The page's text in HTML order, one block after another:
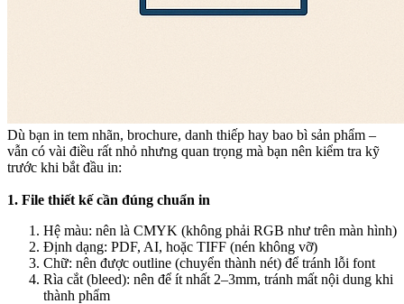
Dù bạn in tem nhãn, brochure, danh thiếp hay bao bì sản phẩm –
vẫn có vài điều rất nhỏ nhưng quan trọng mà bạn nên kiểm tra kỹ
trước khi bắt đầu in:
1. File thiết kế cần đúng chuẩn in
Hệ màu: nên là CMYK (không phải RGB như trên màn hình)
Định dạng: PDF, AI, hoặc TIFF (nén không vỡ)
Chữ: nên được outline (chuyển thành nét) để tránh lỗi font
Rìa cắt (bleed): nên để ít nhất 2–3mm, tránh mất nội dung khi
thành phẩm